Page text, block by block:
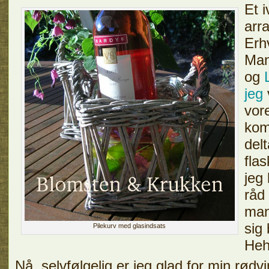
Pilekurv med glasindsats
Et
og
jeg
jeg
råd
sig